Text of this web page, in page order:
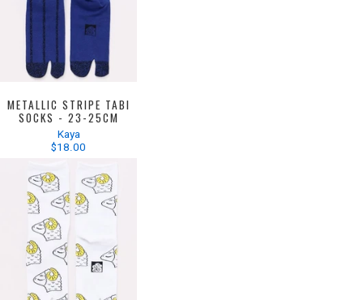
METALLIC STRIPE TABI
SOCKS - 23-25CM
Kaya
$18.00